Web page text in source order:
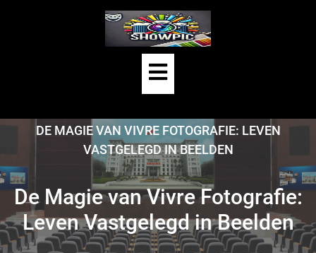
Open
Button
DE MAGIE VAN VIVRE FOTOGRAFIE: LEVEN
VASTGELEGD IN BEELDEN
De Magie van Vivre Fotografie:
Leven Vastgelegd in Beelden